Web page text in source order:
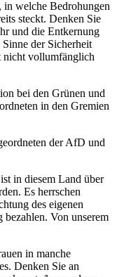
in welche Bedrohungen
steckt. Denken Sie
und die Entkernung
der Sicherheit
nicht vollumfänglich
bei den Grünen und
in den Gremien
der AfD und
in diesem Land über
Es herrschen
des eigenen
Von unserem
in manche
Denken Sie an